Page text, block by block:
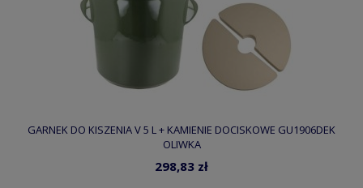
GARNEK DO KISZENIA V 5 L + KAMIENIE DOCISKOWE GU1906DEK
OLIWKA
298,83 zł